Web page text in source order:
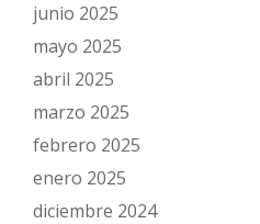
junio 2025
mayo 2025
abril 2025
marzo 2025
febrero 2025
enero 2025
diciembre 2024